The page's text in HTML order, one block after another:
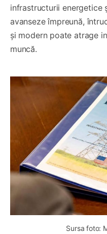
infrastructurii energetice
avanseze împreună,
și modern poate atrage
muncă.
Sursa foto: